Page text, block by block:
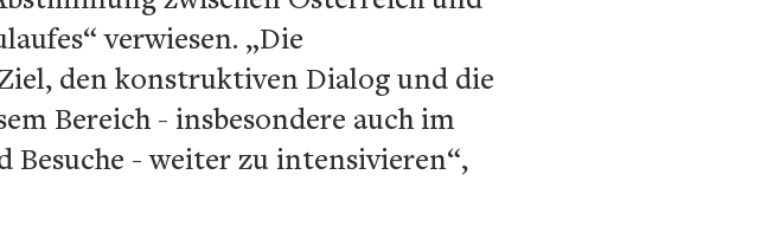
verwiesen. „Die
den konstruktiven Dialog und die
Bereich - insbesondere auch im
- weiter zu intensivieren“,